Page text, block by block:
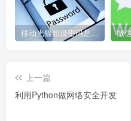
移动光猫超级密码是多少？移动光猫超级管理员后台账号与密码
上一篇
利用Python做网络安全开发